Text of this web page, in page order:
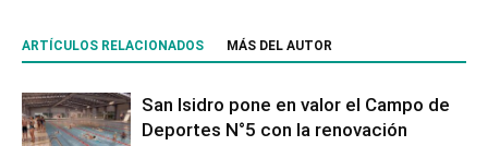
ARTÍCULOS RELACIONADOS MÁS DEL AUTOR
San Isidro pone en valor el Campo de
Deportes N°5 con la renovación